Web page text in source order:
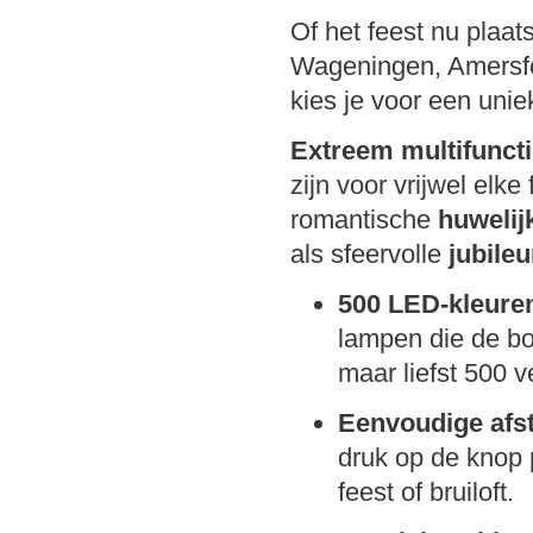
Of het feest nu
Wageningen,
kies je voor een
Extreem
zijn voor vrijwel
romantische
als sfeervolle
500 LED-
lampen die de
maar liefst 500
Eenvoudige
druk op de knop
feest of bruiloft.